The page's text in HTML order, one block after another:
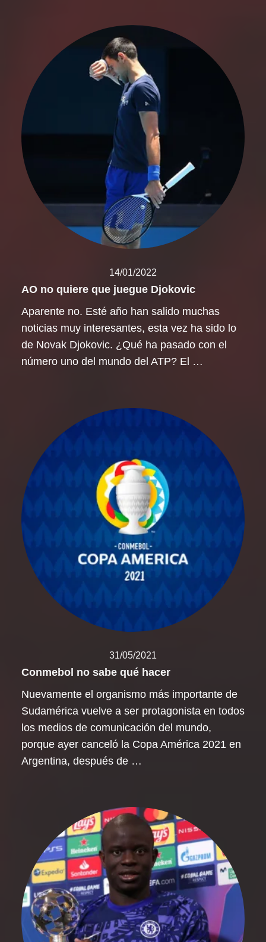
14/01/2022
AO no quiere que juegue Djokovic
Aparente no. Esté año han salido muchas
noticias muy interesantes, esta vez ha sido lo
de Novak Djokovic. ¿Qué ha pasado con el
número uno del mundo del ATP? El …
31/05/2021
Conmebol no sabe qué hacer
Nuevamente el organismo más importante de
Sudamérica vuelve a ser protagonista en todos
los medios de comunicación del mundo,
porque ayer canceló la Copa América 2021 en
Argentina, después de …